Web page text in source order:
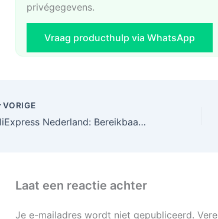
privégegevens.
Vraag producthulp via WhatsApp
VORIGE
AliExpress Nederland: Bereikbaarheid en telefoonnummer
Laat een reactie achter
Je e-mailadres wordt niet gepubliceerd.